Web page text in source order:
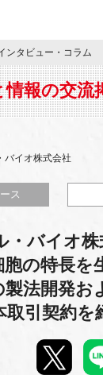
JP／EN
ンタビュー・コラム
情報の交流
バイオ株式会社
ス
・バイオ
胞の特長を
製法開発お
取引契約を